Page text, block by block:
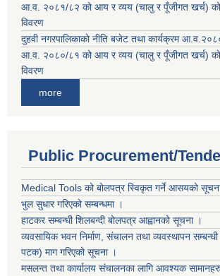
आ.व. २०८१/८२ को आय र व्यय (चालु र पूँजीगत खर्च) को
विवरण
दुहवी नगरपालिकाको नीति बजेट तथा कार्यक्रम
आ.व. २०८०/८१ को आय र व्यय (चालु र पूँजीगत खर्च) को
विवरण
more
Public Procurement/
Medical Tools को बोलपत्र स्विकृत गर्ने आसयको
भुल सुधार गरिएको सम्बन्धमा ।
हाटकर सम्बन्धी शिलबन्दी बोलपत्र आह्वानको सूचना ।
व्यवसायिक भवन निर्माण, संचालन तथा व्यवस्थापन
पटक) माग गरिएको सूचना ।
मसलन्त तथा कार्यालय संचालनका लागि आवश्यक